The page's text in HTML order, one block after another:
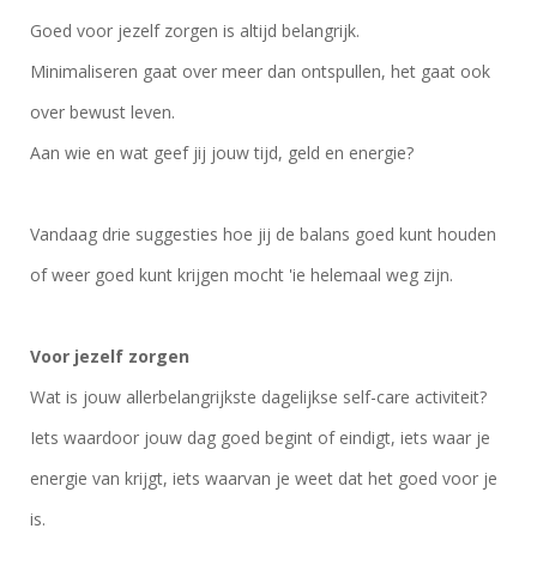
Goed voor jezelf zorgen is altijd belangrijk.
Minimaliseren gaat over meer dan ontspullen, het gaat ook
over bewust leven.
Aan wie en wat geef jij jouw tijd, geld en energie?
Vandaag drie suggesties hoe jij de balans goed kunt houden
of weer goed kunt krijgen mocht 'ie helemaal weg zijn.
Voor jezelf zorgen
Wat is jouw allerbelangrijkste dagelijkse self-care activiteit?
Iets waardoor jouw dag goed begint of eindigt, iets waar je
energie van krijgt, iets waarvan je weet dat het goed voor je
is.